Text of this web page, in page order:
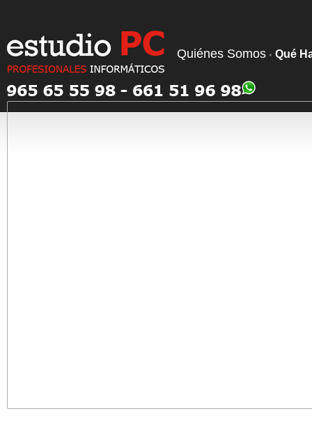
Quiénes Somos • Qué